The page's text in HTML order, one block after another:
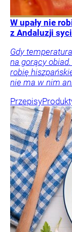
W upały nie
z Andaluzji
Gdy
na gorący
robię
nie ma w nim
Przepisy